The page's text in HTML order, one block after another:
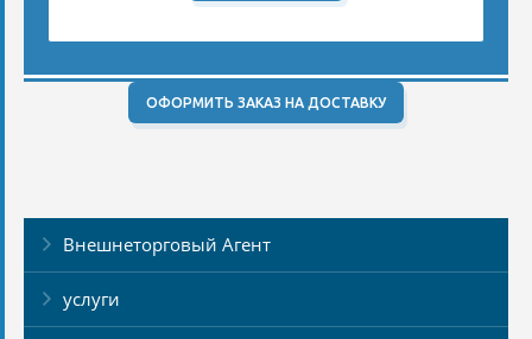
ОФОРМИТЬ ЗАКАЗ НА ДОСТАВКУ
Внешнеторговый Агент
услуги